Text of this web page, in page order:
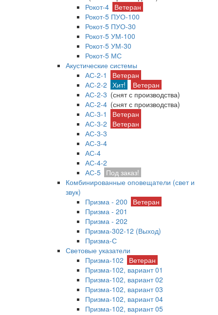
Рокот-4 Ветеран
Рокот-5 ПУО-100
Рокот-5 ПУО-30
Рокот-5 УМ-100
Рокот-5 УМ-30
Рокот-5 МС
Акустические системы
АС-2-1
Ветеран
АС-2-2 Хит!
Ветеран
АС-2-3 (снят с производства)
АС-2-4 (снят с производства)
АС-3-1
Ветеран
АС-3-2
Ветеран
АС-3-3
АС-3-4
АС-4
АС-4-2
АС-5 Под заказ!
Комбинированные оповещатели (свет и
звук)
Призма - 200
Ветеран
Призма - 201
Призма - 202
Призма-302-12 (Выход)
Призма-С
Световые указатели
Призма-102
Ветеран
Призма-102, вариант 01
Призма-102, вариант 02
Призма-102, вариант 03
Призма-102, вариант 04
Призма-102, вариант 05